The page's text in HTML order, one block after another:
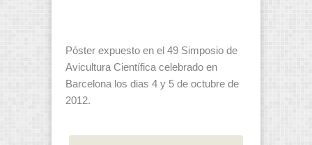
Póster expuesto en el 49 Simposio de
Avicultura Científica celebrado en
Barcelona los dias 4 y 5 de octubre de
2012.